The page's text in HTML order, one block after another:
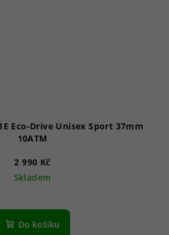
Eco-Drive Unisex Sport 37mm
10ATM
2 990 Kč
Skladem
hodnocení
produktu
Do košíku